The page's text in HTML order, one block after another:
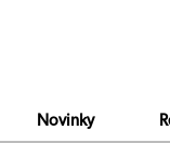
Novinky